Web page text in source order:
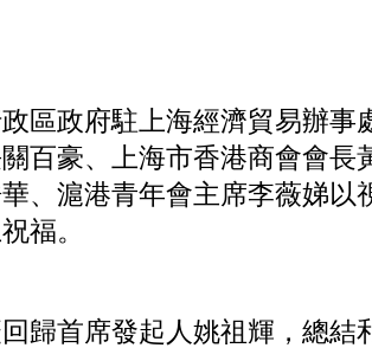
區政府駐上海經濟貿易辦事
百豪、上海市香港商會會長
、滬港青年會主席李薇娣以
福。
歸首席發起人姚祖輝，總結